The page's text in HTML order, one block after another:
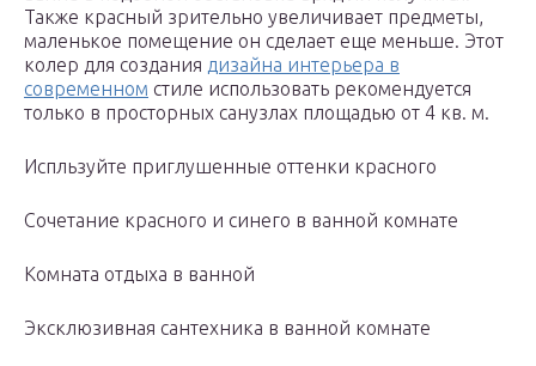
Также красный зрительно увеличивает предметы,
маленькое помещение он сделает еще меньше. Этот
колер для создания дизайна интерьера в
современном стиле использовать рекомендуется
только в просторных санузлах площадью от 4 кв. м.
Испльзуйте приглушенные оттенки красного
Сочетание красного и синего в ванной комнате
Комната отдыха в ванной
Эксклюзивная сантехника в ванной комнате